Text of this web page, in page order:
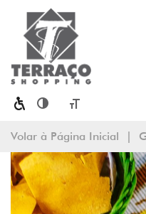
Toggle High Contrast
Toggle Font size
Volar à Página Inicial |